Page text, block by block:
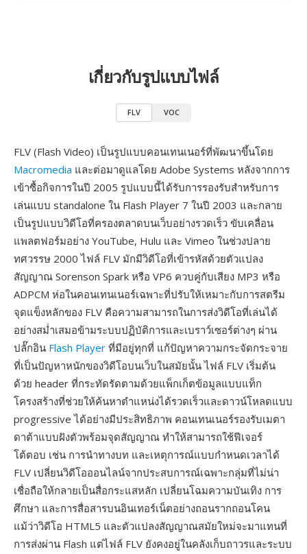
เกี่ยวกับรูปแบบไฟล์
FLV VOC
FLV (Flash Video) เป็นรูปแบบคอนเทนเนอร์ที่พัฒนาขึ้นโดย
Macromedia และต่อมาดูแลโดย Adobe Systems หลังจากการ
เข้าซื้อกิจการในปี 2005 รูปแบบนี้ได้รับการรองรับสำหรับการ
เล่นแบบ standalone ใน Flash Player 7 ในปี 2003 และกลาย
เป็นรูปแบบวิดีโอที่ครองตลาดบนเว็บอย่างรวดเร็ว ขับเคลื่อน
แพลตฟอร์มอย่าง YouTube, Hulu และ Vimeo ในช่วงปลาย
ทศวรรษ 2000 ไฟล์ FLV มักมีวิดีโอที่เข้ารหัสด้วยตัวแปลง
สัญญาณ Sorenson Spark หรือ VP6 ควบคู่กับเสียง MP3 หรือ
ADPCM ห่อในคอนเทนเนอร์เฉพาะที่ปรับให้เหมาะกับการสตรีม
จุดแข็งหลักของ FLV คือความสามารถในการส่งวิดีโอที่เล่นได้
อย่างสม่ำเสมอข้ามระบบปฏิบัติการและเบราว์เซอร์ต่างๆ ผ่าน
ปลั๊กอิน Flash Player ที่มีอยู่ทุกที่ แก้ปัญหาความกระจัดกระจาย
ที่เป็นปัญหาหนักของวิดีโอบนเว็บในสมัยนั้น ไฟล์ FLV เริ่มต้น
ด้วย header ที่กระทัดรัดตามด้วยแพ็กเก็ตข้อมูลแบบแท็ก
โครงสร้างที่ช่วยให้ค้นหาตำแหน่งได้รวดเร็วและดาวน์โหลดแบบ
progressive ได้อย่างมีประสิทธิภาพ คอนเทนเนอร์รองรับเมตา
ดาต้าแบบฝังตัวพร้อมจุดสัญญาณ ทำให้สามารถใช้ฟีเจอร์
โต้ตอบ เช่น การนำทางบท และเหตุการณ์แบบกำหนดเวลาได้
FLV เปลี่ยนวิดีโอออนไลน์จากประสบการณ์เฉพาะกลุ่มที่ไม่น่า
เชื่อถือให้กลายเป็นสื่อกระแสหลัก เปลี่ยนโฉมความบันเทิง การ
ศึกษา และการสื่อสารบนอินเทอร์เน็ตอย่างถอนรากถอนโคน
แม้ว่าวิดีโอ HTML5 และตัวแปลงสัญญาณสมัยใหม่จะมาแทนที่
การส่งผ่าน Flash แต่ไฟล์ FLV ยังคงอยู่ในคลังเก็บถาวรและระบบ